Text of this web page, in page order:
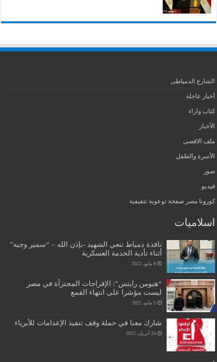
الشارع الدمياطى
أخبار عاجلة
كتاب واراء
الأخبار
ملف الاقصى
الأسرة والطفل
صور
فيديو
كورونا مصر صفحة توعوية تثقيفية
اسلاميات
نافذة دمياط تنعي الشهيد -بإذن الله – “سمير وجيه”
أثناء تأدية الخدمة العسكرية
8 مايو، 2022
“هيومن رايتس”: الإفراجات المجتزأة في مصر
ليست مؤشرا على انتهاء القمع
5 مايو، 2022
شارك معنا في حملة وقف تنفيذ الإعدامات للأبرياء
24 أبريل، 2022